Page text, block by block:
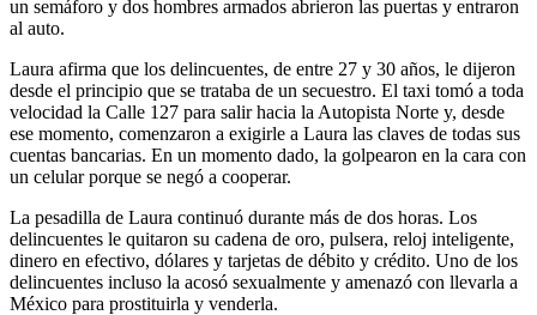
un semáforo y dos hombres armados abrieron las puertas y entraron
al auto.
Laura afirma que los delincuentes, de entre 27 y 30 años, le dijeron
desde el principio que se trataba de un secuestro. El taxi tomó a toda
velocidad la Calle 127 para salir hacia la Autopista Norte y, desde
ese momento, comenzaron a exigirle a Laura las claves de todas sus
cuentas bancarias. En un momento dado, la golpearon en la cara con
un celular porque se negó a cooperar.
La pesadilla de Laura continuó durante más de dos horas. Los
delincuentes le quitaron su cadena de oro, pulsera, reloj inteligente,
dinero en efectivo, dólares y tarjetas de débito y crédito. Uno de los
delincuentes incluso la acosó sexualmente y amenazó con llevarla a
México para prostituirla y venderla.